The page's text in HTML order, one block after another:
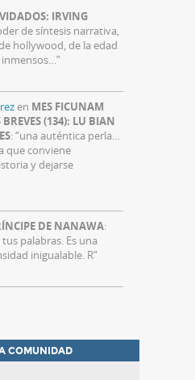
IRVING
de síntesis narrativa,
hollywood, de la edad
”
en MES FICUNAM
(134): LU BIAN
: “una auténtica perla…
que conviene
y dejarse
DE NANAWA:
palabras. Es una
inigualable. R”
COMUNIDAD